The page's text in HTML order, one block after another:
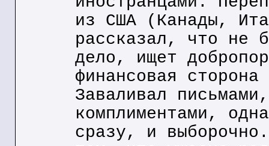
из США (Канады,
рассказал, что не
дело, ищет
финансовая
Заваливал
комплиментами,
сразу, и